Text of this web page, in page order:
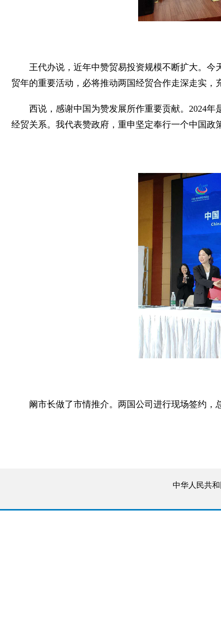
王代办说，近年中赞贸易投资规模不断扩大。今
贸年的重要活动，必将推动两国经贸合作走深走实
西说，感谢中国为赞发展所作重要贡献。2024
经贸关系。我代表赞政府，重申坚定奉行一个中国政
阚市长做了市情推介。两国公司进行现场签约，
中华人民共